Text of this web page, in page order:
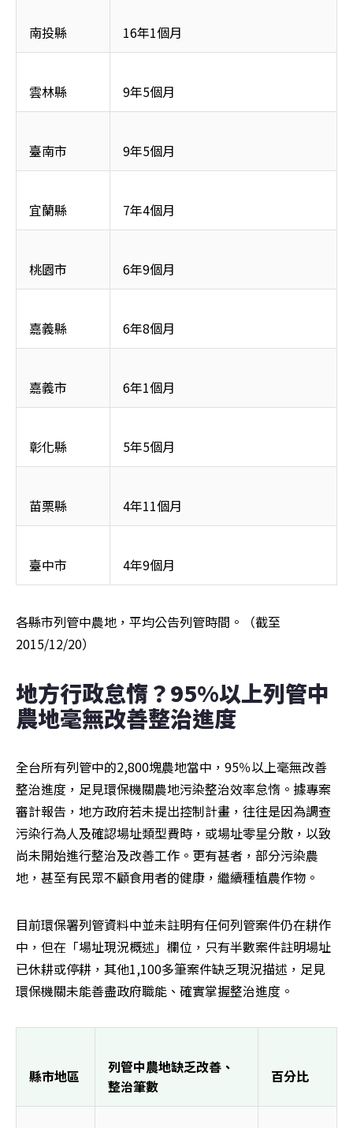
南投縣 16年1個月
雲林縣 9年5個月
臺南市 9年5個月
宜蘭縣 7年4個月
桃園市 6年9個月
嘉義縣 6年8個月
嘉義市 6年1個月
彰化縣 5年5個月
苗栗縣 4年11個月
臺中市 4年9個月
各縣市列管中農地，平均公告列管時間。（截至
2015/12/20）
地方行政怠惰？95%以上列管中
農地毫無改善整治進度
全台所有列管中的2,800塊農地當中，95％以上毫無改善
整治進度，足見環保機關農地污染整治效率怠惰。據專案
審計報告，地方政府若未提出控制計畫，往往是因為調查
污染行為人及確認場址類型費時，或場址零星分散，以致
尚未開始進行整治及改善工作。更有甚者，部分污染農
地，甚至有民眾不顧食用者的健康，繼續種植農作物。
目前環保署列管資料中並未註明有任何列管案件仍在耕作
中，但在「場址現況概述」欄位，只有半數案件註明場址
已休耕或停耕，其他1,100多筆案件缺乏現況描述，足見
環保機關未能善盡政府職能、確實掌握整治進度。
縣市地區
列管中農地缺乏改善、
整治筆數
百分比